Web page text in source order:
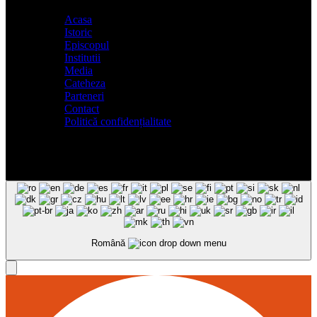
Acasa
Istoric
Episcopul
Institutii
Media
Cateheza
Parteneri
Contact
Politică confidențialitate
Română